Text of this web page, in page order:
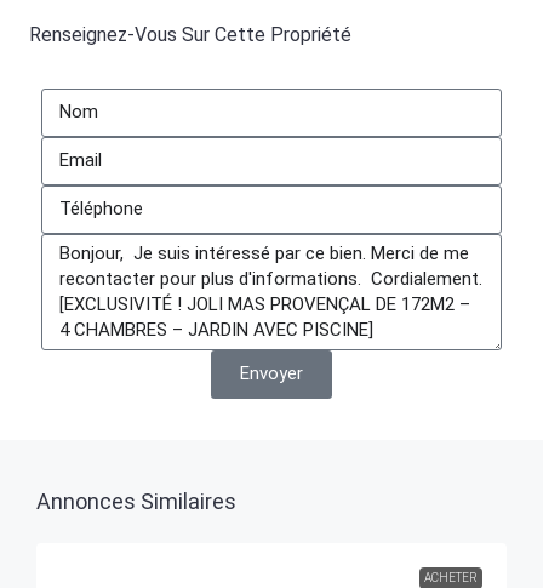
Renseignez-Vous Sur Cette Propriété
Envoyer
Annonces Similaires
ACHETER